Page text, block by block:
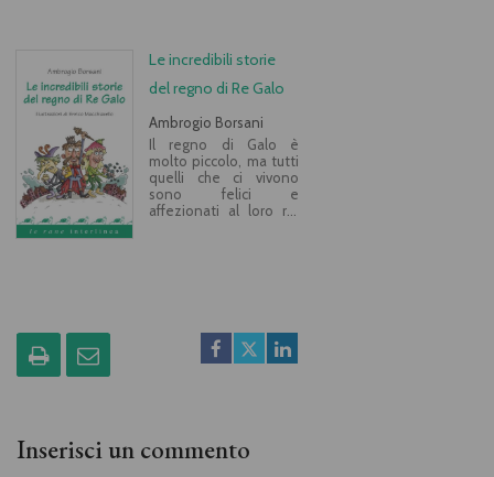
Le incredibili storie
del regno di Re Galo
Ambrogio Borsani
Il regno di Galo è
molto piccolo, ma tutti
quelli che ci vivono
sono felici e
affezionati al loro re.
de Linquentes
Sincorazón decide di
tra maghi imbranati,
scassinatori eroici,
Inserisci un commento